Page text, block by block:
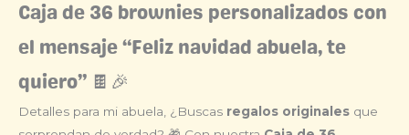
Caja de 36 brownies personalizados con
el mensaje “Feliz navidad abuela, te
quiero” 🍫🎉
Detalles para mi abuela, ¿Buscas regalos originales que